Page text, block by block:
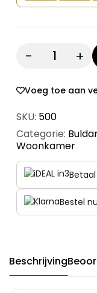
Quantity:
Voeg toe aan
SKU: 500
Categorie:
Woonkamer
Bestel
Beschrijving